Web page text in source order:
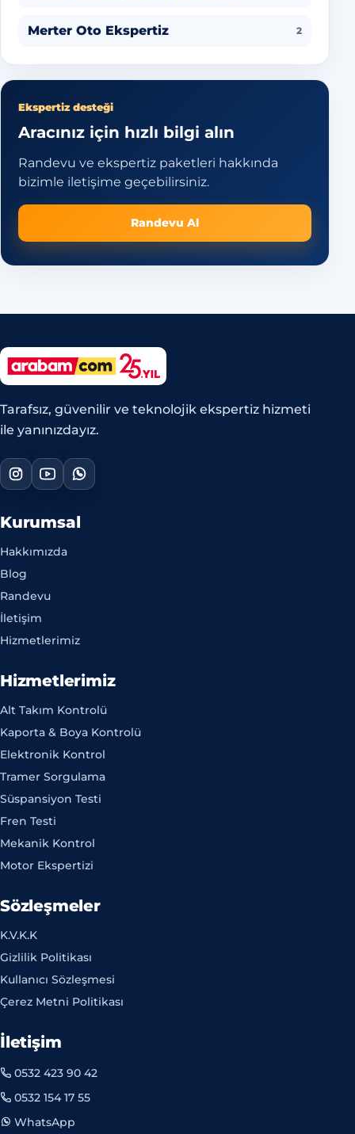
Merter Oto Ekspertiz 2
Ekspertiz desteği
Aracınız için hızlı bilgi alın
Randevu ve ekspertiz paketleri hakkında
bizimle iletişime geçebilirsiniz.
Randevu Al
Tarafsız, güvenilir ve teknolojik ekspertiz hizmeti
ile yanınızdayız.
Kurumsal
Hakkımızda
Blog
Randevu
İletişim
Hizmetlerimiz
Hizmetlerimiz
Alt Takım Kontrolü
Kaporta & Boya Kontrolü
Elektronik Kontrol
Tramer Sorgulama
Süspansiyon Testi
Fren Testi
Mekanik Kontrol
Motor Ekspertizi
Sözleşmeler
K.V.K.K
Gizlilik Politikası
Kullanıcı Sözleşmesi
Çerez Metni Politikası
İletişim
0532 423 90 42
0532 154 17 55
WhatsApp